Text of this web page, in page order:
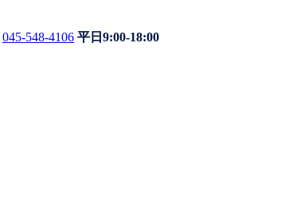
045-548-4106 平日9:00-18:00